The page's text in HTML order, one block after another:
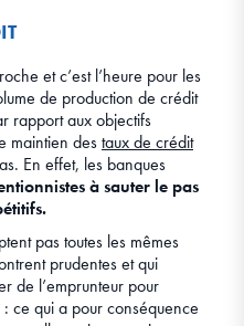
et c’est l’heure pour les
de production de crédit
rapport aux objectifs
maintien destaux de crédit
En effet, les banques
à sauter le pas
pas toutes les mêmes
prudentes et qui
de l’emprunteur pour
ce qui a pour conséquence